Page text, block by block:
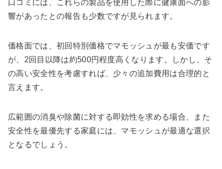
口コミには、これらの製品を使用した際に健康面への影
響があったとの報告も少数ですが見られます。
価格面では、初回特別価格でマモッシュが最も安価です
が、2回目以降は約500円程度高くなります。しかし、そ
の高い安全性を考慮すれば、少々の追加費用は合理的と
言えます。
広範囲の消臭や除菌に対する即効性を求める場合、また
安全性を最優先する家庭には、マモッシュが最適な選択
となるでしょう。